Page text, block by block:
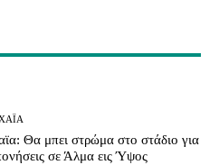
Θα μπει στρώμα στο στάδιο για
σε Άλμα εις Ύψος